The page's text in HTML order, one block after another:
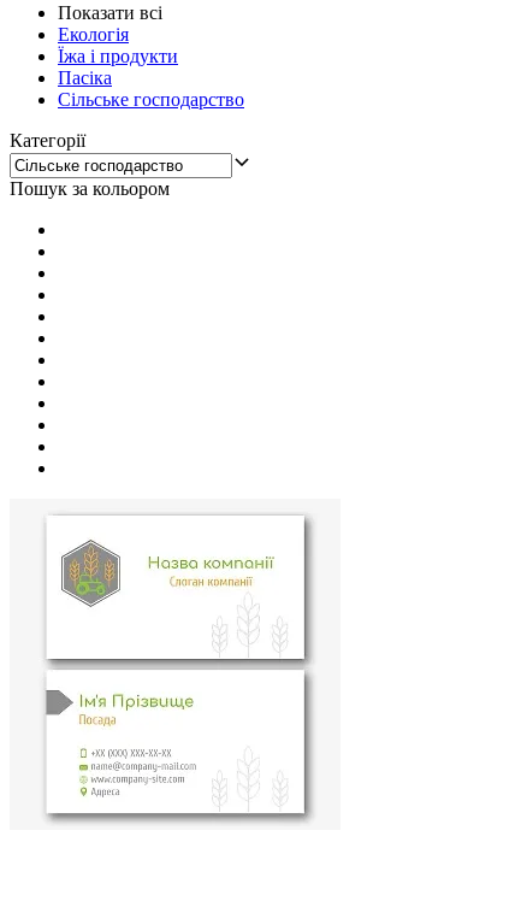
Показати всі
Екологія
Їжа і продукти
Пасіка
Сільське господарство
Категорії
Пошук за кольором